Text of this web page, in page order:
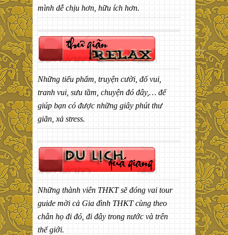
mình dễ chịu hơn, hữu ích hơn.
Những tiểu phẩm, truyện cười, đố vui,
tranh vui, sưu tầm, chuyện đó đây,… để
giúp bạn có được những giây phút thư
giãn, xả stress.
Những thành viên THKT sẽ đóng vai tour
guide mời cả Gia đình THKT cùng theo
chân họ đi đó, đi đây trong nước và trên
thế giới.